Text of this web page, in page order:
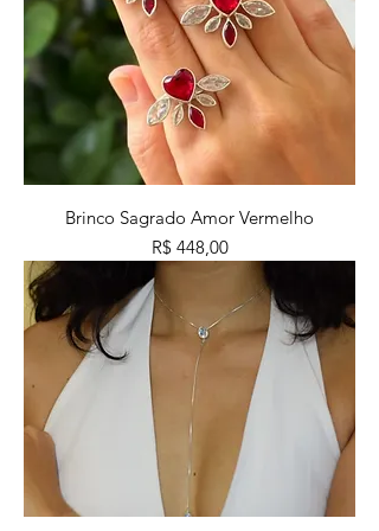
Brinco Sagrado Amor Vermelho
Preço
R$ 448,00